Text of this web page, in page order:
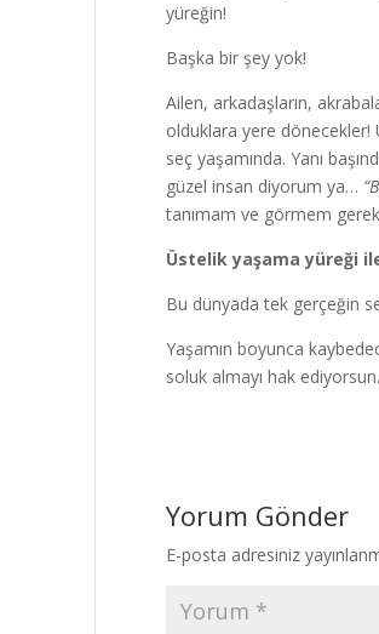
yüreğin!
Başka bir şey yok!
Ailen, arkadaşların,
olduklara yere
seç yaşamında. Yanı
güzel insan diyorum ya…
tanımam ve görmem
Üstelik yaşama yüreği
Bu dünyada tek gerçeğin
Yaşamın boyunca
soluk almayı hak
Yorum Gönder
E-posta adresiniz